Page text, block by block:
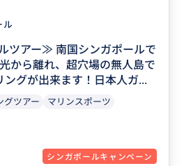
ル
ツアー≫ 南国シンガポールで
から離れ、超穴場の無人島で
ングが出来ます！日本人ガ...
グツアー
マリンスポーツ
シンガポールキャンペーン